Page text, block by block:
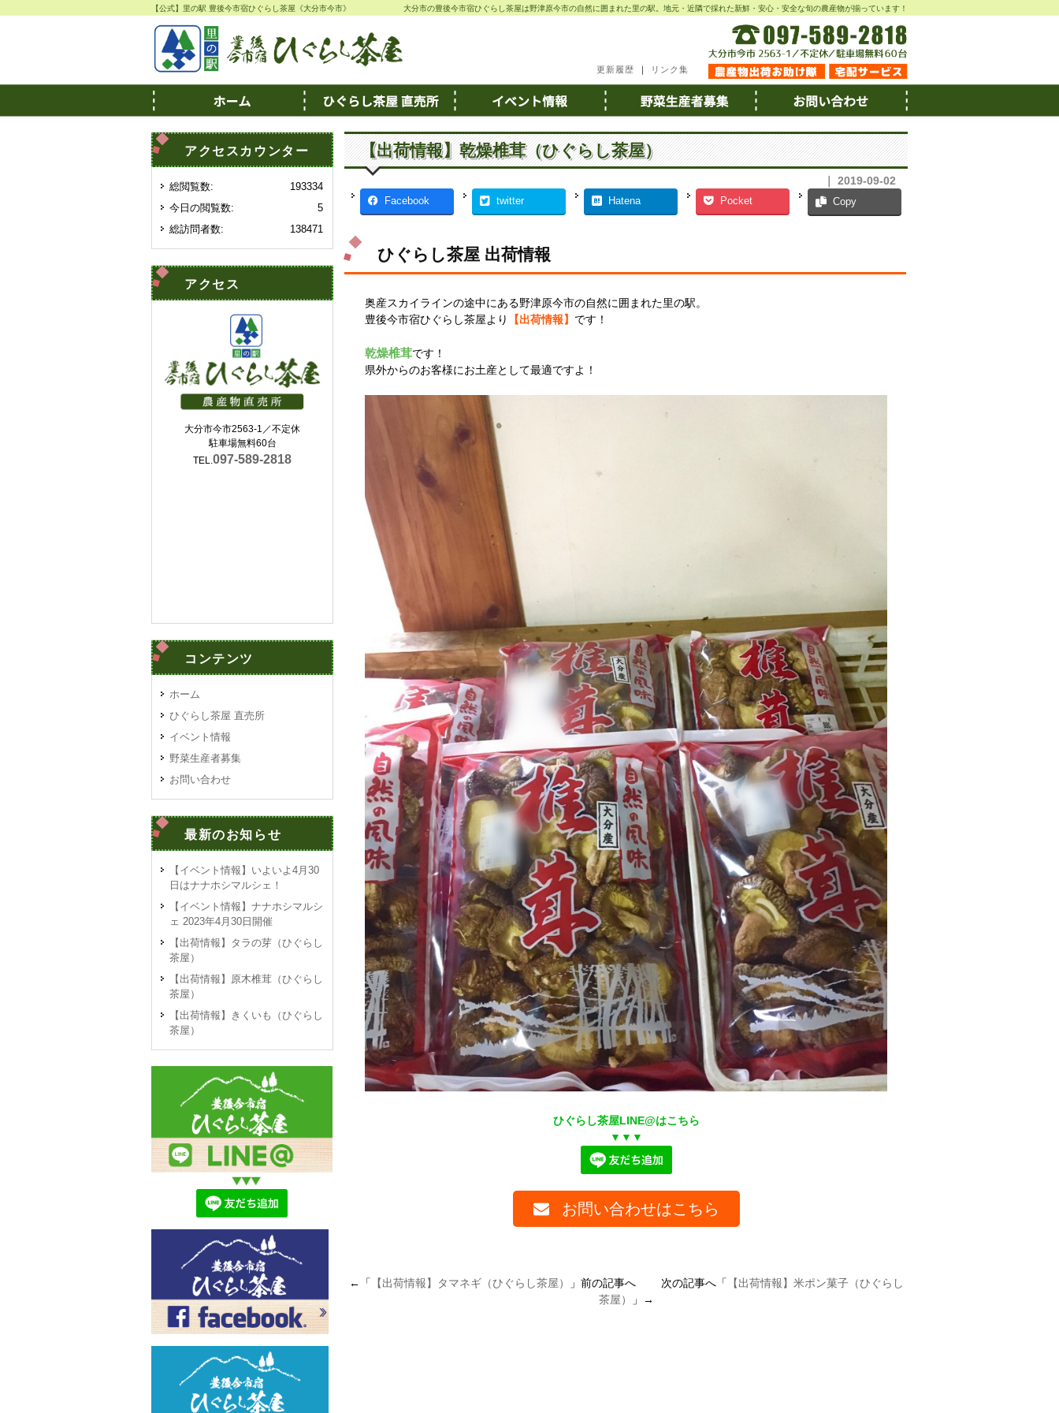
【公式】里の駅 豊後今市宿ひぐらし茶屋《大分市今市》 大分市の豊後今市宿ひぐらし茶屋は野津原今市の自然に囲まれた里の駅。地元・近隣で採れた新鮮・安心・安全な旬の農産物が揃っています！
更新履歴 ｜ リンク集
【出荷情報】乾燥椎茸（ひぐらし茶屋）
｜ 2019-09-02
Facebook twitter Hatena Pocket Copy
ひぐらし茶屋 出荷情報
奥産スカイラインの途中にある野津原今市の自然に囲まれた里の駅。
豊後今市宿ひぐらし茶屋より
【出荷情報】 です！
乾燥椎茸です！
県外からのお客様にお土産として最適ですよ！
ひぐらし茶屋LINE@はこちら
▼▼▼
お問い合わせはこちら
←「 【出荷情報】タマネギ（ひぐらし茶屋） 」前の記事へ 次の記事へ「 【出荷情報】米ポン菓子（ひぐらし
茶屋）
」→
アクセスカウンター
193334
総閲覧数:
5
今日の閲覧数:
138471
総訪問者数:
アクセス
大分市今市2563-1／不定休
駐車場無料60台
TEL.097-589-2818
コンテンツ
ホーム
ひぐらし茶屋 直売所
イベント情報
野菜生産者募集
お問い合わせ
最新のお知らせ
【イベント情報】いよいよ4月30
日はナナホシマルシェ！
【イベント情報】ナナホシマルシ
ェ 2023年4月30日開催
【出荷情報】タラの芽（ひぐらし
茶屋）
【出荷情報】原木椎茸（ひぐらし
茶屋）
【出荷情報】きくいも（ひぐらし
茶屋）